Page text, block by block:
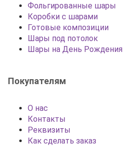
Фольгированные шары
Коробки с шарами
Готовые композиции
Шары под потолок
Шары на День Рождения
Покупателям
О нас
Контакты
Реквизиты
Как сделать заказ